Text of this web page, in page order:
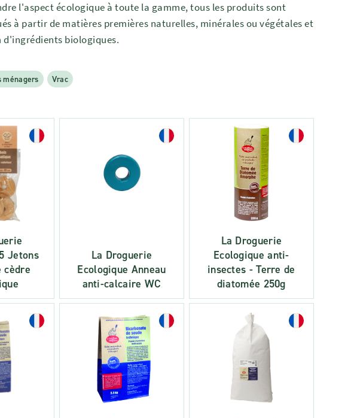
l'aspect écologique à toute la gamme, tous les produits sont
à partir de matières premières naturelles, minérales ou végétales et
d'ingrédients biologiques.
ménagers Vrac
Jetons
cèdre
La Droguerie
Ecologique Anneau
anti-calcaire WC
La Droguerie
Ecologique anti-
insectes - Terre de
diatomée 250g